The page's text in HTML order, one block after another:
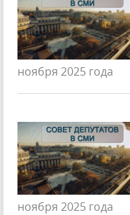
ноября 2025 года
ноября 2025 года